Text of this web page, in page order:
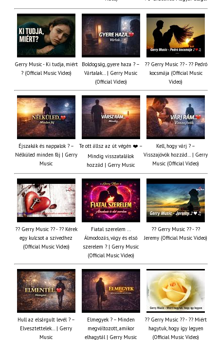
Gerry Music - Ki tudja, miért
? (Official Music Video)
Boldogság, gyere haza ? –
Vártalak… | Gerry Music
(Official Video)
?? Gerry Music ?? - ?? Pedró
kocsmája (Official Music
Video)
Éjszakák és nappalok ? –
Nélküled minden fáj | Gerry
Music
Te ott állsz az út végén ❤️ –
Mindig visszatalálok
hozzád | Gerry Music
Kell, hogy várj ? –
Visszajövök hozzád… | Gerry
Music (Official Video)
?? Gerry Music ?? - ?? Kérek
egy kulcsot a szívedhez
(Official Music Video)
Fiatal szerelem ...
Álmodozás, vágy és első
szerelem ? | Gerry Music
(Official Music Video)
?? Gerry Music ?? - ??
Jeremy (Official Music Video)
Hull az elsárgult levél ? –
Elvesztettelek… | Gerry
Music
Elmegyek ? – Minden
megváltozott, amikor
elhagytál | Gerry Music
?? Gerry Music ?? - ?? Miért
hagytuk, hogy így legyen
(Official Music Video)